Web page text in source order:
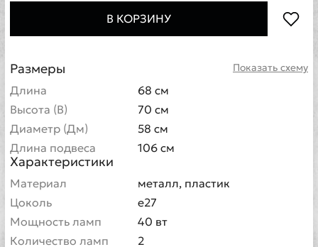
В КОРЗИНУ
Показать схему
Размеры
Длина
68 см
Высота (В)
70 см
Диаметр (Дм)
58 см
Длина подвеса
106 см
Характеристики
Материал
металл, пластик
Цоколь
e27
Мощность ламп
40 вт
Количество ламп
2